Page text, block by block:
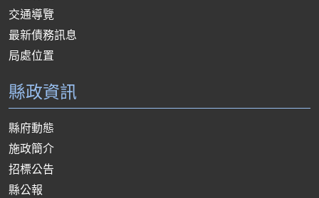
交通導覽
最新債務訊息
局處位置
縣政資訊
縣府動態
施政簡介
招標公告
縣公報